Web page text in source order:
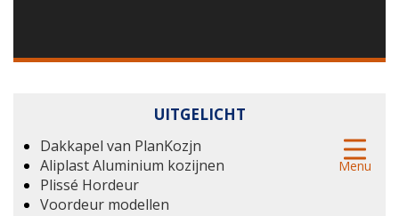
UITGELICHT
Dakkapel van PlanKozjn
Aliplast Aluminium kozijnen
Plissé Hordeur
Voordeur modellen
Menu